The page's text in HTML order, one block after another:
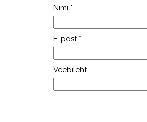
Nimi *
E-post *
Veebileht